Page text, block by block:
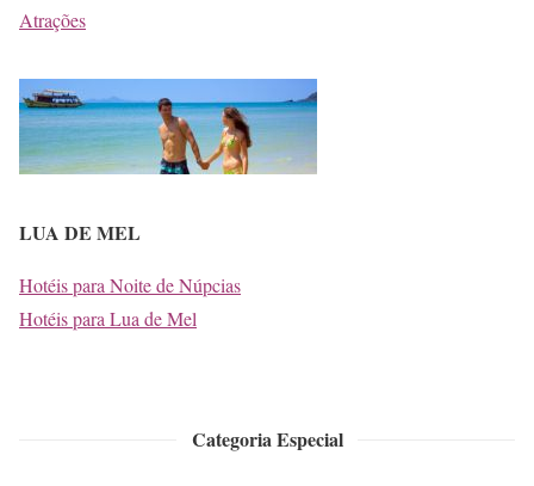
Atrações
LUA DE MEL
Hotéis para Noite de Núpcias
Hotéis para Lua de Mel
Categoria Especial